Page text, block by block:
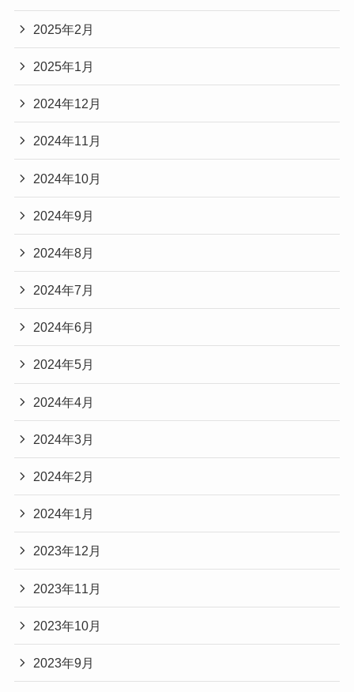
2025年2月
2025年1月
2024年12月
2024年11月
2024年10月
2024年9月
2024年8月
2024年7月
2024年6月
2024年5月
2024年4月
2024年3月
2024年2月
2024年1月
2023年12月
2023年11月
2023年10月
2023年9月